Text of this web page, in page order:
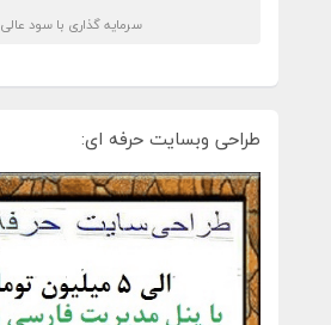
سرمایه گذاری با سود عالی
طراحی وبسایت حرفه ای: